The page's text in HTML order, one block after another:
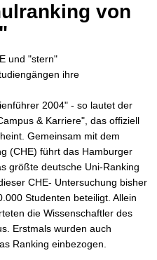
von
und "stern"
ihre
2004" - so lautet der
& Karriere", das offiziell
Gemeinsam mit dem
(CHE) führt das Hamburger
größte deutsche Uni-Ranking
CHE- Untersuchung bisher
Studenten beteiligt. Allein
die Wissenschaftler des
Erstmals wurden auch
Ranking einbezogen.